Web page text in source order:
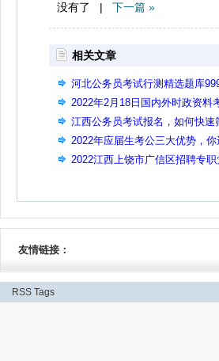
没有了 | 下一篇 »
相关文章
河北公务员考试行测精选题库
2022年2月18日国内外时政资料
江西公务员考试报名，如何快速
2022年应届生考公三大优势，你
2022江西上饶市广信区招聘专
友情链接：
RSS Tags